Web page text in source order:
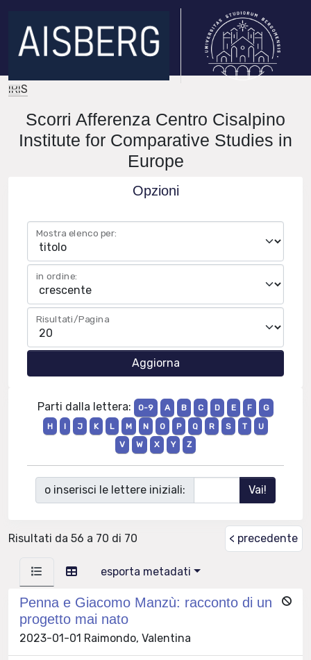
IRIS
Scorri Afferenza Centro Cisalpino
Institute for Comparative Studies in
Europe
Opzioni
Mostra elenco per:
in ordine:
Risultati/Pagina
Parti dalla lettera: 0-9 A B C D E F
G
H
I J K L M N O P Q R S T
U
V
W X Y Z
o inserisci le lettere iniziali:
Risultati da 56 a 70 di 70 < precedente
esporta metadati
Penna e Giacomo Manzù: racconto di un
progetto mai nato
2023-01-01 Raimondo, Valentina